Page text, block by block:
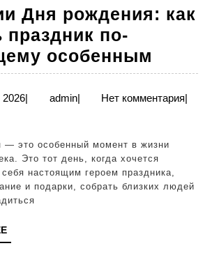
Дня рождения: как
праздник по-
особенным
Дня
по-
202630
| adminadmin
| Нет комментария|
Это тот день, когда хочется
себя настоящим героем праздника,
и подарки, собрать близких людей
ЧИТАТЬ
ДАЛЕЕ